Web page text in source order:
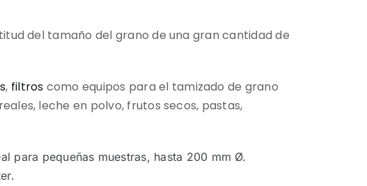
del tamaño del grano de una gran cantidad de
, filtros como equipos para el tamizado de grano
leche en polvo, frutos secos, pastas,
para pequeñas muestras, hasta 200 mm Ø.